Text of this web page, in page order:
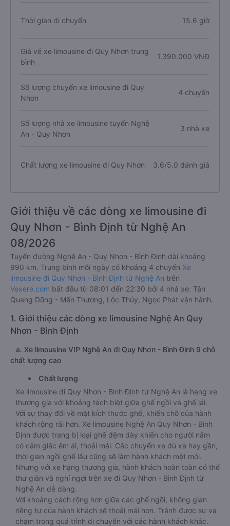
Thời gian di chuyển 15.6 giờ
Giá vé xe limousine đi Quy Nhơn trung
bình
1.390.000 VNĐ
Số lượng chuyến xe limousine đi Quy
Nhơn
4 chuyến
Số lượng nhà xe limousine tuyến Nghệ
An - Quy Nhơn
3 nhà xe
Chất lượng xe limousine đi Quy Nhơn 3.6/5.0 đánh giá
Giới thiệu về các dòng xe limousine đi
Quy Nhơn - Bình Định từ Nghệ An
08/2026
Tuyến đường Nghệ An - Quy Nhơn - Bình Định dài khoảng
990 km. Trung bình mỗi ngày có khoảng 4 chuyến Xe
limousine đi Quy Nhơn - Bình Định từ Nghệ An trên
Vexere.com bắt đầu từ 08:01 đến 22:30 bởi 4 nhà xe: Tân
Quang Dũng - Mến Thương, Lộc Thủy, Ngọc Phát vận hành.
1. Giới thiệu các dòng xe limousine Nghệ An Quy
Nhơn - Bình Định
a. Xe limousine VIP Nghệ An đi Quy Nhơn - Bình Định 9 chỗ
chất lượng cao
Chất lượng
Xe limousine đi Quy Nhơn - Bình Định từ Nghệ An là hạng xe
thương gia với khoảng tách biệt giữa ghế ngồi và ghế lái.
Với sự thay đổi về mặt kích thước ghế, khiến chỗ của hành
khách rộng rãi hơn. Xe limousine Nghệ An Quy Nhơn - Bình
Định được trang bị loại ghế đệm dày khiến cho người nằm
có cảm giác êm ái, thoải mái. Các chuyến xe dù xa hay gần,
thời gian ngồi ghế lâu cũng sẽ làm hành khách mệt mỏi.
Nhưng với xe hạng thương gia, hành khách hoàn toàn có thể
thư giãn và nghỉ ngơi trên xe đi Quy Nhơn - Bình Định từ
Nghệ An dễ dàng.
Với khoảng cách rộng hơn giữa các ghế ngồi, không gian
riêng tư của hành khách sẽ thoải mái hơn. Tránh được sự va
chạm trong quá trình di chuyển với các hành khách khác.